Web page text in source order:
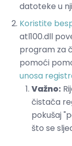
datoteke u
Koristite
atl100.dll
program za
pomoći
unosa
Važno:
čistača
pokušaj
što se